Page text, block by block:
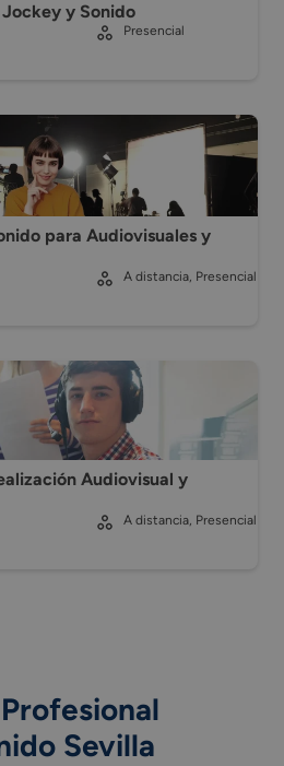
y Sonido
Presencial
para Audiovisuales y
A distancia, Presencial
Audiovisual y
A distancia, Presencial
Sevilla